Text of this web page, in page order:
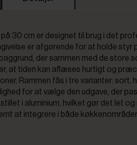
30 cm er designet til brug i det
er afgørende for at holde styr
der sammen med de store
at tiden kan aflæses hurtigt og
Rammen fås i tre varianter: sort,
for at vælge den udgave, der
i aluminium, hvilket gør det let
at integrere i både